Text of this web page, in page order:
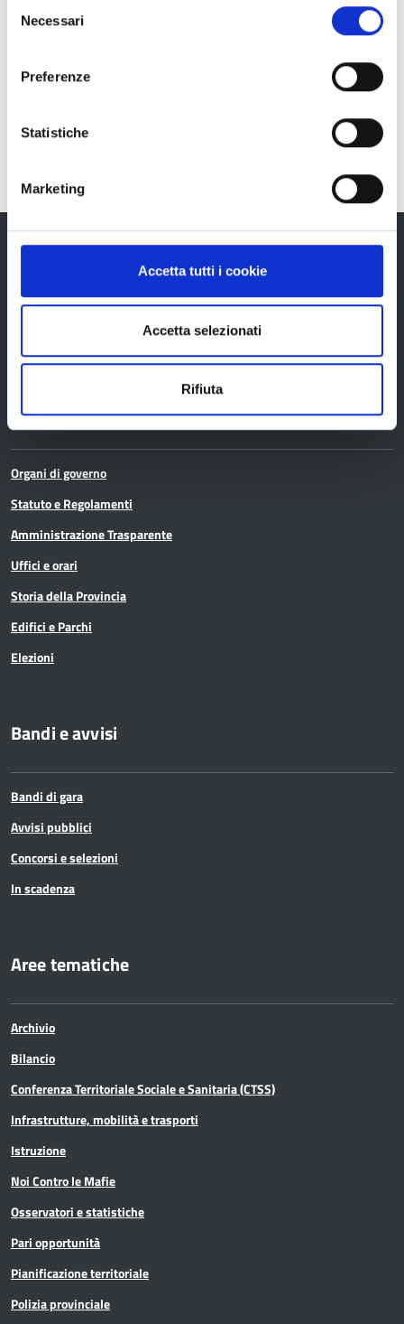
tasto "Rifiuta".
delNecessari
Preferenze
Statistiche
Marketing
Accetta tutti i cookie
Accetta selezionati
Rifiuta
RICERCA AVANZATA
Provincia di Reggio Emilia
La Provincia
Organi di governo
Statuto e Regolamenti
Amministrazione Trasparente
Uffici e orari
Storia della Provincia
Edifici e Parchi
Elezioni
Bandi e avvisi
Bandi di gara
Avvisi pubblici
Concorsi e selezioni
In scadenza
Aree tematiche
Archivio
Bilancio
Conferenza Territoriale Sociale e Sanitaria (CTSS)
Infrastrutture, mobilità e trasporti
Istruzione
Noi Contro le Mafie
Osservatori e statistiche
Pari opportunità
Pianificazione territoriale
Polizia provinciale